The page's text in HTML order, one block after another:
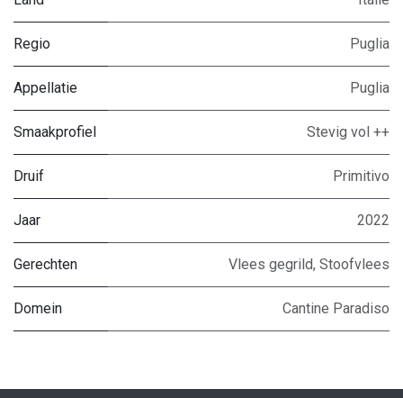
Regio Puglia
Appellatie Puglia
Smaakprofiel Stevig vol ++
Druif Primitivo
Jaar 2022
Gerechten Vlees gegrild, Stoofvlees
Domein Cantine Paradiso